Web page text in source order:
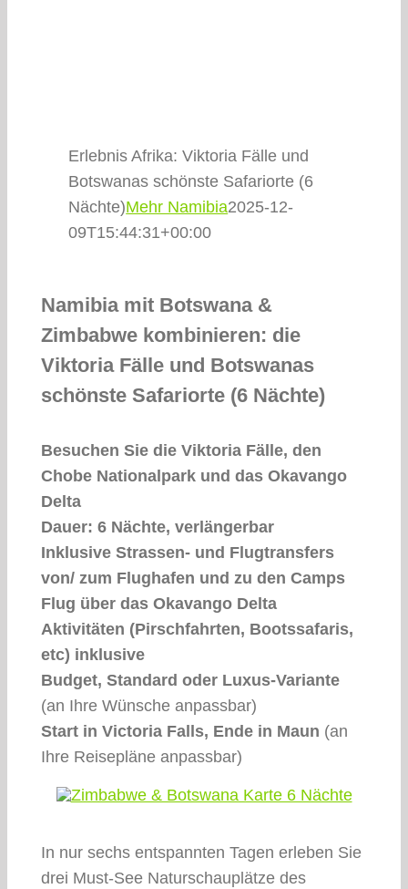
Erlebnis Afrika: Viktoria Fälle und
Botswanas schönste Safariorte (6
Nächte)Mehr Namibia2025-12-
09T15:44:31+00:00
Namibia mit Botswana &
Zimbabwe kombinieren: die
Viktoria Fälle und Botswanas
schönste Safariorte (6 Nächte)
Besuchen Sie die Viktoria Fälle, den
Chobe Nationalpark und das Okavango
Delta
Dauer: 6 Nächte, verlängerbar
Inklusive Strassen- und Flugtransfers
von/ zum Flughafen und zu den Camps
Flug über das Okavango Delta
Aktivitäten (Pirschfahrten, Bootssafaris,
etc) inklusive
Budget, Standard oder Luxus-Variante
(an Ihre Wünsche anpassbar)
Start in Victoria Falls, Ende in Maun (an
Ihre Reisepläne anpassbar)
In nur sechs entspannten Tagen erleben Sie
drei Must-See Naturschauplätze des